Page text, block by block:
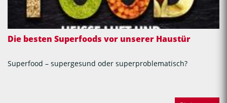
Die besten Superfoods vor unserer Haustür
Superfood – supergesund oder superproblematisch?